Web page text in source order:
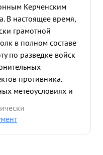
Керченским
В настоящее время,
грамотной
в полном составе
по разведке войск
противника.
метеоусловиях и
противника -
боя,